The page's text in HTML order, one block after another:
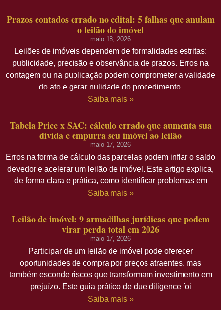
Prazos contados errado no edital: 5 falhas que anulam
o leilão do imóvel
maio 18, 2026
Leilões de imóveis dependem de formalidades estritas:
publicidade, precisão e observância de prazos. Erros na
contagem ou na publicação podem comprometer a validade
do ato e gerar nulidade do procedimento.
Saiba mais »
Tabela Price x SAC: cálculo errado que aumenta sua
dívida e empurra seu imóvel ao leilão
maio 17, 2026
Erros na forma de cálculo das parcelas podem inflar o saldo
devedor e acelerar um leilão de imóvel. Este artigo explica,
de forma clara e prática, como identificar problemas em
Saiba mais »
Leilão de imóvel: 9 armadilhas jurídicas que podem
virar perda total em 2026
maio 17, 2026
Participar de um leilão de imóvel pode oferecer
oportunidades de compra por preços atraentes, mas
também esconde riscos que transformam investimento em
prejuízo. Este guia prático de due diligence foi
Saiba mais »